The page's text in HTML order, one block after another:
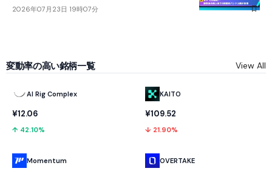
2026年07月23日 19時07分
変動率の高い銘柄一覧 View All
AI Rig Complex
¥12.06
↑ 42.10%
Momentum
KAITO
¥109.52
↓ 21.90%
OVERTAKE